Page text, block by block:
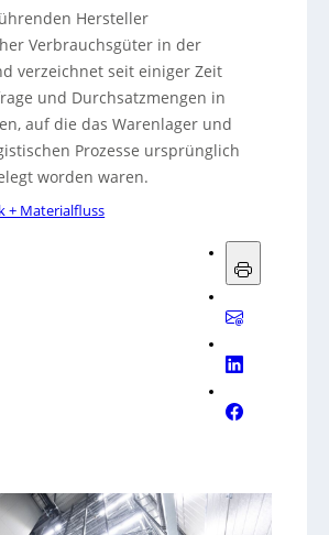
Hersteller
Verbrauchsgüter in der
verzeichnet seit einiger Zeit
und Durchsatzmengen in
auf die das Warenlager und
Prozesse ursprünglich
worden waren.
+ Materialfluss